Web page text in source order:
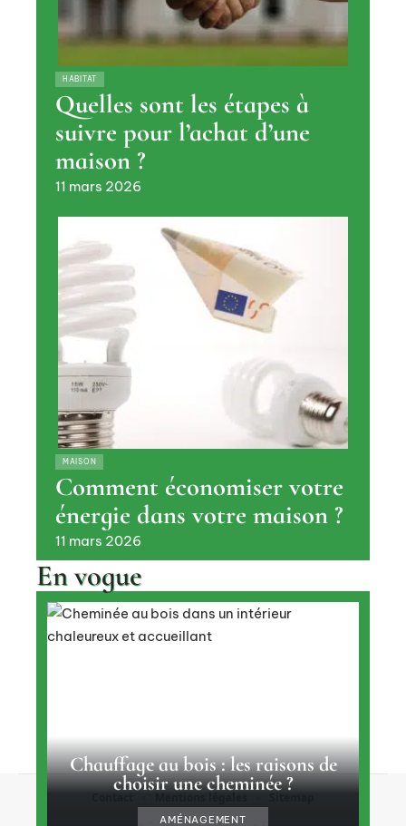
HABITAT
Quelles sont les étapes à
suivre pour l’achat d’une
maison ?
11 mars 2026
MAISON
Comment économiser votre
énergie dans votre maison ?
11 mars 2026
En vogue
Chauffage au bois : les raisons de
choisir une cheminée ?
AMÉNAGEMENT